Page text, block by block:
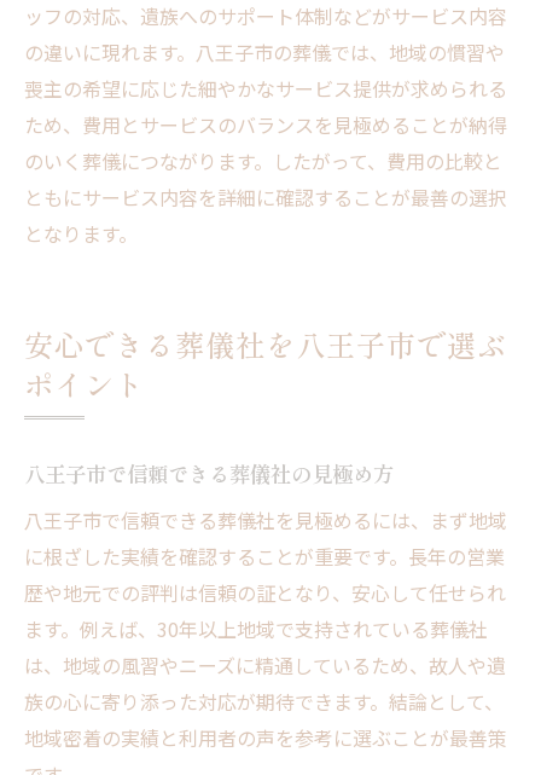
ッフの対応、遺族へのサポート体制などがサービス内容
の違いに現れます。八王子市の葬儀では、地域の慣習や
喪主の希望に応じた細やかなサービス提供が求められる
ため、費用とサービスのバランスを見極めることが納得
のいく葬儀につながります。したがって、費用の比較と
ともにサービス内容を詳細に確認することが最善の選択
となります。
安心できる葬儀社を八王子市で選ぶ
ポイント
八王子市で信頼できる葬儀社の見極め方
八王子市で信頼できる葬儀社を見極めるには、まず地域
に根ざした実績を確認することが重要です。長年の営業
歴や地元での評判は信頼の証となり、安心して任せられ
ます。例えば、30年以上地域で支持されている葬儀社
は、地域の風習やニーズに精通しているため、故人や遺
族の心に寄り添った対応が期待できます。結論として、
地域密着の実績と利用者の声を参考に選ぶことが最善策